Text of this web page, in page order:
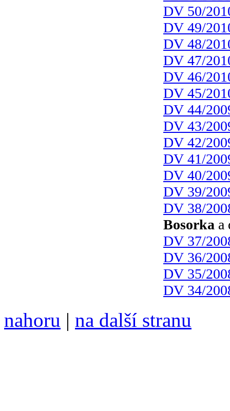
DV 50/
DV 49/
DV 48/
DV 47/
DV 46/
DV 45/
DV 44/
DV 43/
DV 42/
DV 41/
DV 40/
DV 39/
DV 38/
Bosorka a
DV 37/
DV 36/
DV 35/
DV 34/
nahoru | na další stranu